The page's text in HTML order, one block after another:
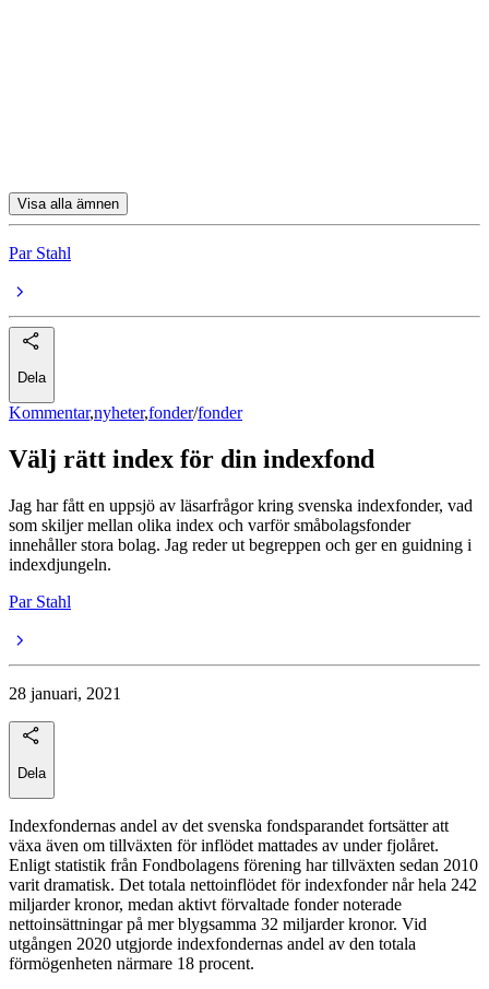
Visa alla ämnen
Par Stahl
Dela
Kommentar,nyheter,fonder/fonder
Välj rätt index för din indexfond
Jag har fått en uppsjö av läsarfrågor kring svenska indexfonder, vad
som skiljer mellan olika index och varför småbolagsfonder
innehåller stora bolag. Jag reder ut begreppen och ger en guidning i
indexdjungeln.
Par Stahl
28 januari, 2021
Dela
Indexfondernas andel av det svenska fondsparandet fortsätter att
växa även om tillväxten för inflödet mattades av under fjolåret.
Enligt statistik från Fondbolagens förening har tillväxten sedan 2010
varit dramatisk. Det totala nettoinflödet för indexfonder når hela 242
miljarder kronor, medan aktivt förvaltade fonder noterade
nettoinsättningar på mer blygsamma 32 miljarder kronor. Vid
utgången 2020 utgjorde indexfondernas andel av den totala
förmögenheten närmare 18 procent.